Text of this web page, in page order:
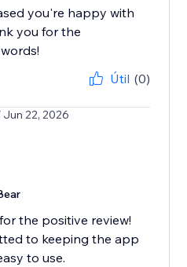
you're happy with
you for the
Útil (0)
Jun 22, 2026
the positive review!
to keeping the app
to use.